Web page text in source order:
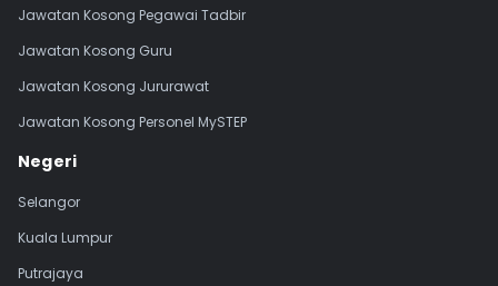
Jawatan Kosong Pegawai Tadbir
Jawatan Kosong Guru
Jawatan Kosong Jururawat
Jawatan Kosong Personel MySTEP
Negeri
Selangor
Kuala Lumpur
Putrajaya